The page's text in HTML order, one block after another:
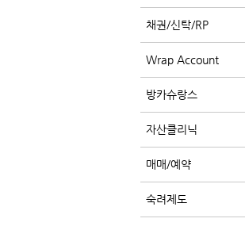
채권/신탁/RP
Wrap Account
방카슈랑스
자산클리닉
매매/예약
숙려제도